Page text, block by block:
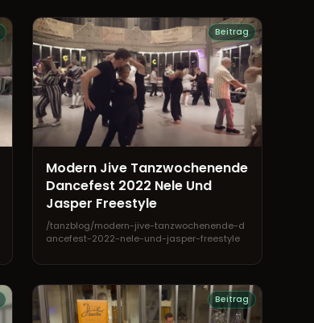
Beitrag
Modern Jive Tanzwochenende
Dancefest 2022 Nele Und
Jasper Freestyle
/tanzblog/modern-jive-tanzwochenende-d
ancefest-2022-nele-und-jasper-freestyle
Beitrag